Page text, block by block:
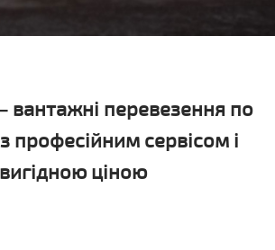
вантажні перевезення по
професійним сервісом і
вигідною ціною